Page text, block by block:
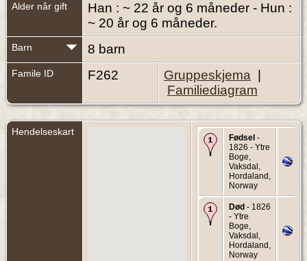
Alder når gift
Han : ~ 22 år og 6 måneder - Hun :
~ 20 år og 6 måneder.
Barn 8 barn
Famile ID F262 Gruppeskjema
Familiediagram
Hendelseskart
Fødsel -
1826 - Ytre
Boge,
Vaksdal,
Hordaland,
Norway
Død - 1826
- Ytre
Boge,
Vaksdal,
Hordaland,
Norway